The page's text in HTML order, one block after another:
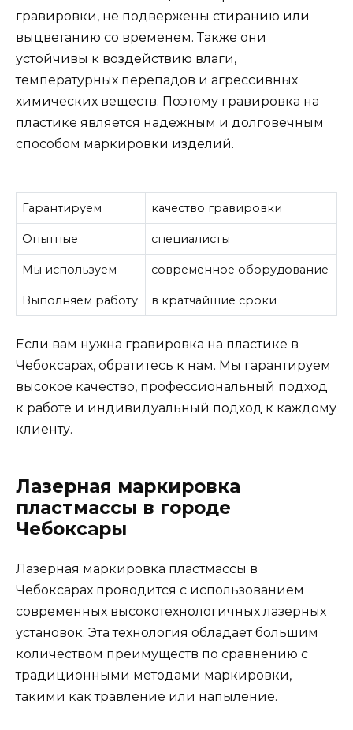
гравировки, не подвержены стиранию или
выцветанию со временем. Также они
устойчивы к воздействию влаги,
температурных перепадов и агрессивных
химических веществ. Поэтому гравировка на
пластике является надежным и долговечным
способом маркировки изделий.
Гарантируем качество гравировки
Опытные специалисты
Мы используем современное оборудование
Выполняем работу в кратчайшие сроки
Если вам нужна гравировка на пластике в
Чебоксарах, обратитесь к нам. Мы гарантируем
высокое качество, профессиональный подход
к работе и индивидуальный подход к каждому
клиенту.
Лазерная маркировка
пластмассы в городе
Чебоксары
Лазерная маркировка пластмассы в
Чебоксарах проводится с использованием
современных высокотехнологичных лазерных
установок. Эта технология обладает большим
количеством преимуществ по сравнению с
традиционными методами маркировки,
такими как травление или напыление.